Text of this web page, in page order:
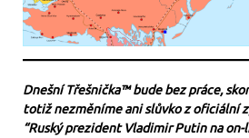
Dnešní Třešnička™ bude bez práce,
totiž nezměníme ani slůvko z oficiální
“Ruský prezident Vladimir Putin na